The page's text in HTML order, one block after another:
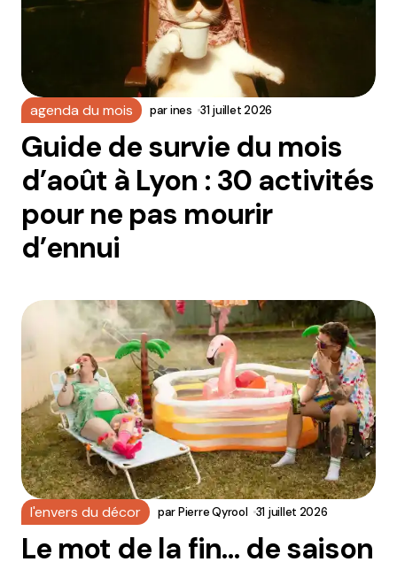
agenda du mois parines 31 juillet 2026
Guide de survie du mois
d’août à Lyon : 30 activités
pour ne pas mourir
d’ennui
l'envers du décor parPierre Qyrool 31 juillet 2026
Le mot de la fin… de saison